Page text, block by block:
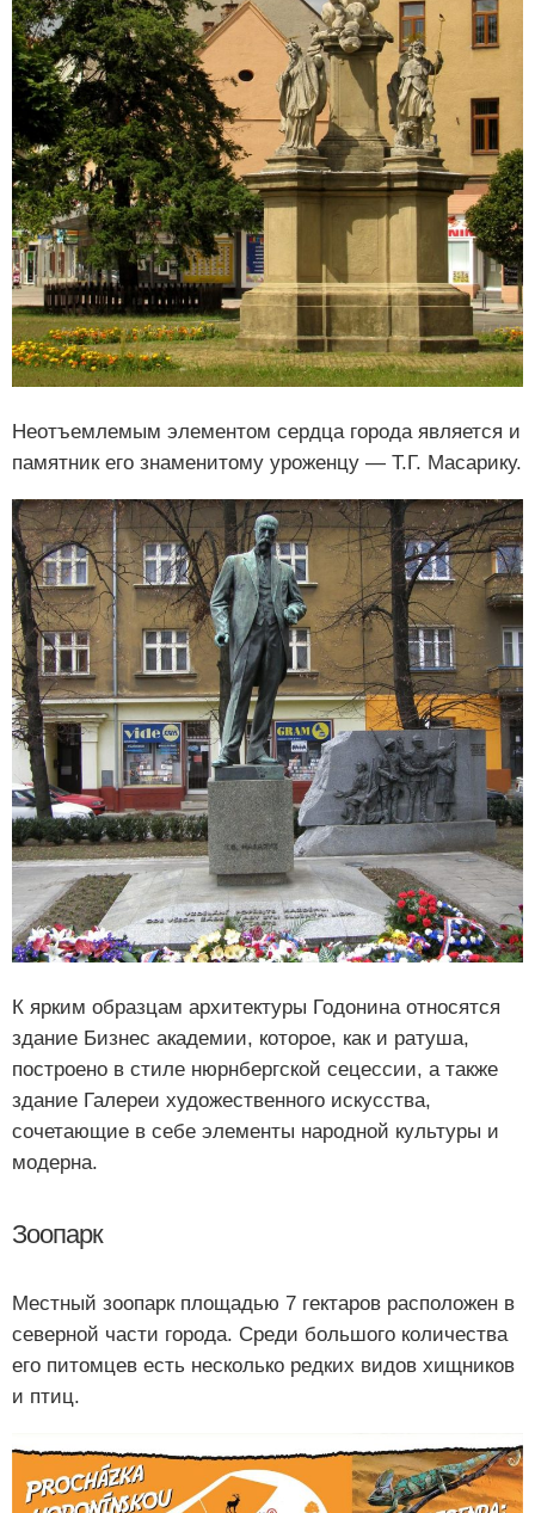
Неотъемлемым элементом сердца города является и
памятник его знаменитому уроженцу — Т.Г. Масарику.
К ярким образцам архитектуры Годонина относятся
здание Бизнес академии, которое, как и ратуша,
построено в стиле нюрнбергской сецессии, а также
здание Галереи художественного искусства,
сочетающие в себе элементы народной культуры и
модерна.
Зоопарк
Местный зоопарк площадью 7 гектаров расположен в
северной части города. Среди большого количества
его питомцев есть несколько редких видов хищников
и птиц.